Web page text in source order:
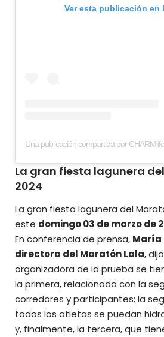
Ver esta publicación en
La gran fiesta lagunera
2024
La gran fiesta lagunera del
este domingo 03 de marzo de
En conferencia de prensa, María
directora del Maratón Lala,
organizadora de la prueba se
la primera, relacionada con la
corredores y participantes; la
todos los atletas se puedan
y, finalmente, la tercera, que